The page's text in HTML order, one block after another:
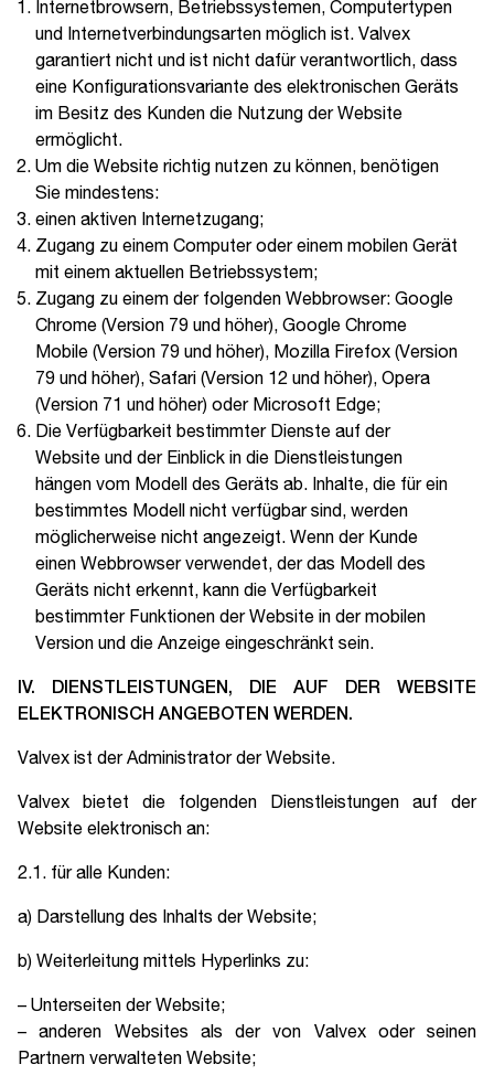
Internetbrowsern, Betriebssystemen, Computertypen
und Internetverbindungsarten möglich ist. Valvex
garantiert nicht und ist nicht dafür verantwortlich, dass
eine Konfigurationsvariante des elektronischen Geräts
im Besitz des Kunden die Nutzung der Website
ermöglicht.
Um die Website richtig nutzen zu können, benötigen
Sie mindestens:
einen aktiven Internetzugang;
Zugang zu einem Computer oder einem mobilen Gerät
mit einem aktuellen Betriebssystem;
Zugang zu einem der folgenden Webbrowser: Google
Chrome (Version 79 und höher), Google Chrome
Mobile (Version 79 und höher), Mozilla Firefox (Version
79 und höher), Safari (Version 12 und höher), Opera
(Version 71 und höher) oder Microsoft Edge;
Die Verfügbarkeit bestimmter Dienste auf der
Website und der Einblick in die Dienstleistungen
hängen vom Modell des Geräts ab. Inhalte, die für ein
bestimmtes Modell nicht verfügbar sind, werden
möglicherweise nicht angezeigt. Wenn der Kunde
einen Webbrowser verwendet, der das Modell des
Geräts nicht erkennt, kann die Verfügbarkeit
bestimmter Funktionen der Website in der mobilen
Version und die Anzeige eingeschränkt sein.
IV.
DIENSTLEISTUNGEN, DIE AUF DER WEBSITE
ELEKTRONISCH ANGEBOTEN WERDEN.
Valvex ist der Administrator der Website.
Valvex bietet die folgenden Dienstleistungen auf der
Website elektronisch an:
2.1. für alle Kunden:
a) Darstellung des Inhalts der Website;
b) Weiterleitung mittels Hyperlinks zu:
– Unterseiten der Website;
– anderen Websites als der von Valvex oder seinen
Partnern verwalteten Website;